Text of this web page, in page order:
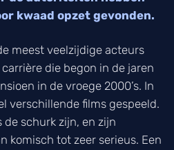
kwaad opzet gevonden.
meest veelzijdige acteurs
die begon in de jaren
in de vroege 2000’s. In
verschillende films gespeeld.
de schurk zijn, en zijn
komisch tot zeer serieus. Een